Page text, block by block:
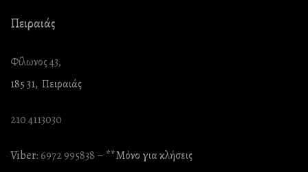
Πειραιάς
Φίλωνος 43,
185 31, Πειραιάς
210 4113030
Viber:6972 995838 – **Mόνο για κλήσεις